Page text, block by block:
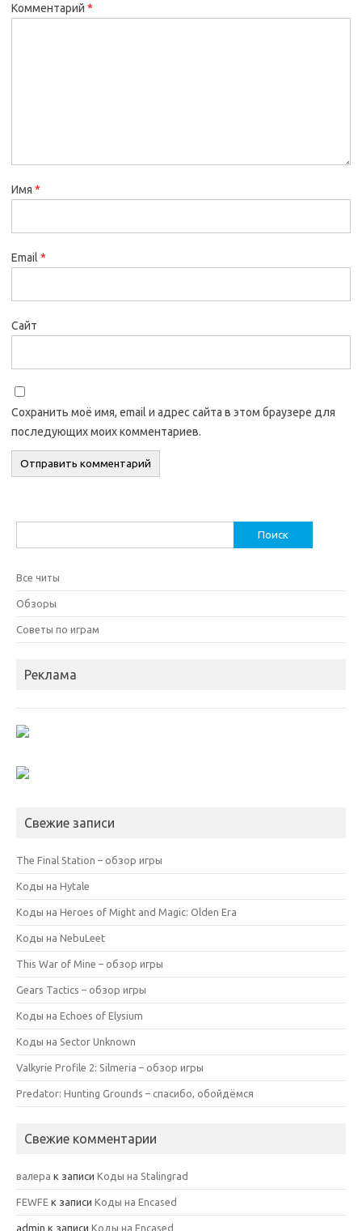
Комментарий *
Имя *
Email *
Сайт
Сохранить моё имя, email и адрес сайта в этом браузере для
последующих моих комментариев.
Все читы
Обзоры
Советы по играм
Реклама
Свежие записи
The Final Station – обзор игры
Коды на Hytale
Коды на Heroes of Might and Magic: Olden Era
Коды на NebuLeet
This War of Mine – обзор игры
Gears Tactics – обзор игры
Коды на Echoes of Elysium
Коды на Sector Unknown
Valkyrie Profile 2: Silmeria – обзор игры
Predator: Hunting Grounds – спасибо, обойдёмся
Свежие комментарии
валера к записи Коды на Stalingrad
FEWFE к записи Коды на Encased
admin к записи Коды на Encased